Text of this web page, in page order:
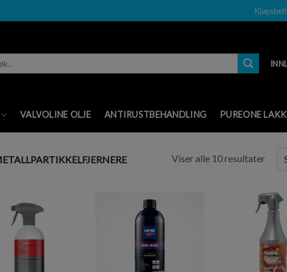
VALVOLINE OLJE ANTIRUSTBEHANDLING PUREONE
Viser alle 10 resultater
ønskeliste